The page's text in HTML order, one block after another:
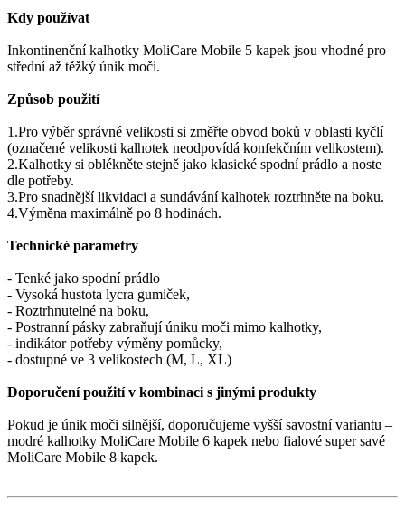
Kdy používat
Inkontinenční kalhotky MoliCare Mobile 5 kapek jsou vhodné pro
střední až těžký únik moči.
Způsob použití
1.Pro výběr správné velikosti si změřte obvod boků v oblasti kyčlí
(označené velikosti kalhotek neodpovídá konfekčním velikostem).
2.Kalhotky si oblékněte stejně jako klasické spodní prádlo a noste
dle potřeby.
3.Pro snadnější likvidaci a sundávání kalhotek roztrhněte na boku.
4.Výměna maximálně po 8 hodinách.
Technické parametry
- Tenké jako spodní prádlo
- Vysoká hustota lycra gumiček,
- Roztrhnutelné na boku,
- Postranní pásky zabraňují úniku moči mimo kalhotky,
- indikátor potřeby výměny pomůcky,
- dostupné ve 3 velikostech (M, L, XL)
Doporučení použití v kombinaci s jinými produkty
Pokud je únik moči silnější, doporučujeme vyšší savostní variantu –
modré kalhotky MoliCare Mobile 6 kapek nebo fialové super savé
MoliCare Mobile 8 kapek.